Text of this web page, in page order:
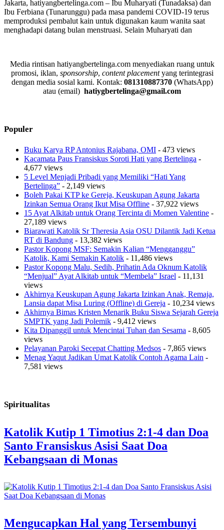
Jakarta, hatiyangbertelinga.com – Ibu Muharyati (Tunadaksa) dan
Ibu Ferbiana (Tunarunggu) pada masa pandemi COVID-19 terus
memproduksi pembalut kain untuk digunakan kaum wanita saat
menghadapi datang bulan menstruasi. Selain Muharyati dan
Media rintisan hatiyangbertelinga.com menyediakan ruang untuk
promosi, iklan, sponsorship, content placementyang terintegrasi
dengan media sosial kami. Kontak: 081310887370 (WhatsApp)
atau (email) hatiygbertelinga@gmail.com
Populer
Buku Karya RP Antonius Rajabana, OMI - 473 views
Kacamata Paus Fransiskus Soroti Hati yang Bertelinga -
4,677 views
5 Level Menjadi Pribadi yang Memiliki “Hati Yang
Bertelinga” - 2,149 views
Boleh Pakai KTP ke Gereja, Keuskupan Agung Jakarta
Izinkan Semua Orang Ikut Misa Offline - 37,922 views
15 Ayat Alkitab untuk Orang Tercinta di Momen Valentine -
27,189 views
Biarawati Katolik Sr Theresia Asia OSU Dilantik Jadi Ketua
RT di Bandung - 13,382 views
Pastor Kopong MSF: Semakin Kalian “Mengganggu”
Katolik, Kami Semakin Katolik - 11,486 views
Pastor Kopong Malu, Sedih, Prihatin Ada Oknum Katolik
“Menjual” Ayat Alkitab untuk “Membela” Israel - 11,131
views
Akhirnya Keuskupan Agung Jakarta Izinkan Anak, Remaja,
Lansia dapat Misa Luring (Offline) di Gereja - 10,234 views
Akhirnya Bimas Kristen Menarik Buku Siswa Sejarah Gereja
SMPTK yang Jadi Polemik - 9,412 views
Kita Dipanggil untuk Mencintai Tuhan dan Sesama - 8,605
views
Pelayanan Paroki Secepat Chatting Medsos - 7,865 views
Menag Yaqut Jadikan Umat Katolik Contoh Agama Lain -
7,581 views
Spiritualitas
Katolik Kutip 1 Timotius 2:1-4 dan Doa
Santo Fransiskus Asisi Saat Doa
Kebangsaan di Monas
Mengucapkan Hal yang Tersembunyi